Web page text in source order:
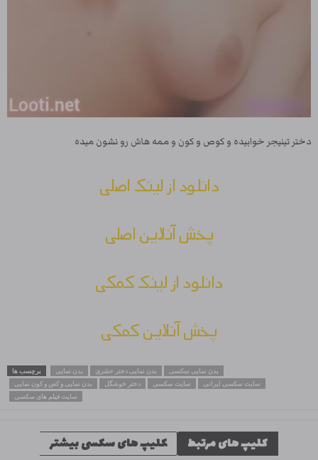
دختر تینیجر خوابیده و کوص و کون و ممه هاش رو نشون میده
دانلود از لینک اصلی
پخش آنلاین اصلی
دانلود از لینک کمکی
پخش آنلاین کمکی
برچسب ها بدن نمایی بدن نمایی دختر حشری
بدن نمایی سکسی
بدن نمایی و کص و کون نمایی
دختر خوشگل سایت سکسی
سایت سکسی ایرانی
سایت فیلم های سکسی
کلیپ های مرتبط کلیپ های سکسی بیشتر